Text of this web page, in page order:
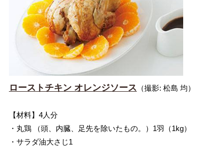
ローストチキン オレンジソース （撮影: 松島 均）
【材料】4人分
・丸鶏 （頭、内臓、足先を除いたもの。）1羽（1kg）
・サラダ油大さじ1